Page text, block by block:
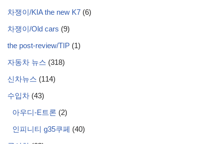
차쟁이/KIA the new K7 (6)
차쟁이/Old cars (9)
the post-review/TIP (1)
자동차 뉴스 (318)
신차뉴스 (114)
수입차 (43)
아우디-E트론 (2)
인피니티 g35쿠페 (40)